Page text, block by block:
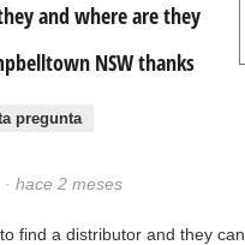
and where are they
NSW thanks
pregunta
· hace 2 meses
find a distributor and they can